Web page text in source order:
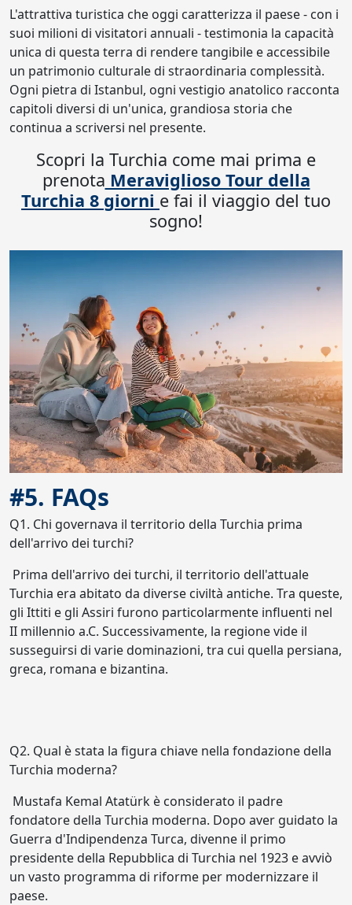
L'attrattiva turistica che oggi caratterizza il paese - con i
suoi milioni di visitatori annuali - testimonia la capacità
unica di questa terra di rendere tangibile e accessibile
un patrimonio culturale di straordinaria complessità.
Ogni pietra di Istanbul, ogni vestigio anatolico racconta
capitoli diversi di un'unica, grandiosa storia che
continua a scriversi nel presente.
Scopri la Turchia come mai prima e
prenota Meraviglioso Tour della
Turchia 8 giorni e fai il viaggio del tuo
sogno!
#5. FAQs
Q1. Chi governava il territorio della Turchia prima
dell'arrivo dei turchi?
Prima dell'arrivo dei turchi, il territorio dell'attuale
Turchia era abitato da diverse civiltà antiche. Tra queste,
gli Ittiti e gli Assiri furono particolarmente influenti nel
II millennio a.C. Successivamente, la regione vide il
susseguirsi di varie dominazioni, tra cui quella persiana,
greca, romana e bizantina.
Q2. Qual è stata la figura chiave nella fondazione della
Turchia moderna?
Mustafa Kemal Atatürk è considerato il padre
fondatore della Turchia moderna. Dopo aver guidato la
Guerra d'Indipendenza Turca, divenne il primo
presidente della Repubblica di Turchia nel 1923 e avviò
un vasto programma di riforme per modernizzare il
paese.